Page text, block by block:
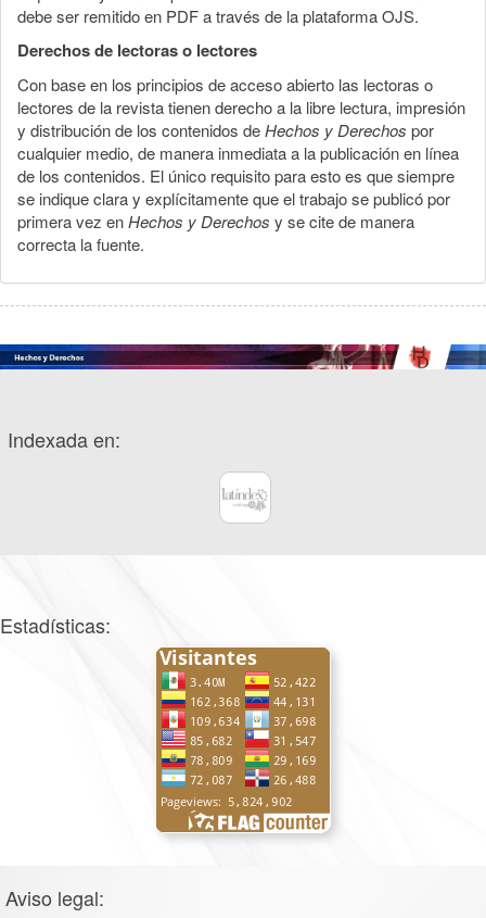
debe ser remitido en PDF a través de la plataforma OJS.
Derechos de lectoras o lectores
Con base en los principios de acceso abierto las lectoras o
lectores de la revista tienen derecho a la libre lectura, impresión
y distribución de los contenidos deHechos y Derechos por
cualquier medio, de manera inmediata a la publicación en línea
de los contenidos. El único requisito para esto es que siempre
se indique clara y explícitamente que el trabajo se publicó por
primera vez enHechos y Derechos y se cite de manera
correcta la fuente.
Indexada en:
Estadísticas:
Aviso legal: